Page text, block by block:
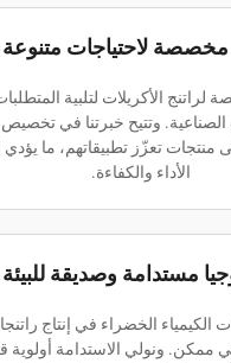
لاحتياجات متنوعة
الأكريلات لتلبية المتطلبات
وتتيح خبرتنا في تخصيص
منتجات تعزّز تطبيقاتهم، ما يؤدي
الأداء والكفاءة.
مستدامة وصديقة للبيئة
الكيمياء الخضراء في إنتاج
ممكن. ونولي الاستدامة أولوية